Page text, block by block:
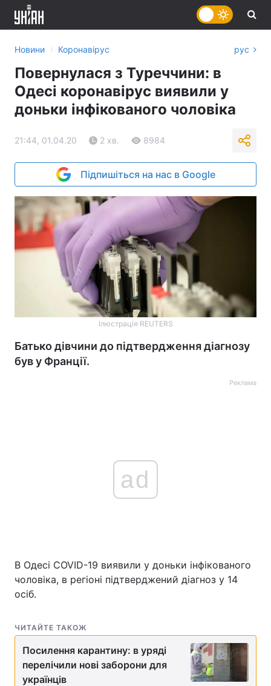
Головна
Економіка Світ
Спорт
Новини › Коронавірус рус
Повернулася з Туреччини: в
Одесі коронавірус виявили у
доньки інфікованого чоловіка
21:44, 01.04.20 2 хв. 8984
Підпишіться на нас в Google
Ілюстрація REUTERS
Батько дівчини до підтвердження діагнозу
був у Франції.
Реклама
ad
В Одесі COVID-19 виявили у доньки інфікованого
чоловіка, в регіоні підтверджений діагноз у 14
осіб.
ЧИТАЙТЕ ТАКОЖ
Посилення карантину: в уряді
перелічили нові заборони для
українців